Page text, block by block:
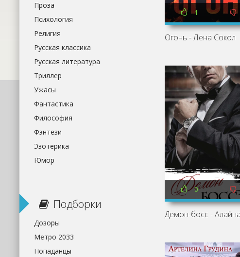
1
Огонь - Лена Сокол
0
Проза
Психология
Религия
Русская классика
Русская литература
Триллер
Ужасы
Фантастика
Философия
Фэнтези
Эзотерика
Юмор
Подборки
Дозоры
Метро 2033
Попаданцы